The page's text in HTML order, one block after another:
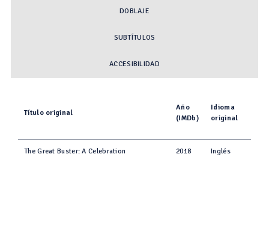
DOBLAJE
SUBTÍTULOS
ACCESIBILIDAD
Título original
Año
(IMDb)
Idioma
original
The Great Buster: A Celebration 2018 Inglés